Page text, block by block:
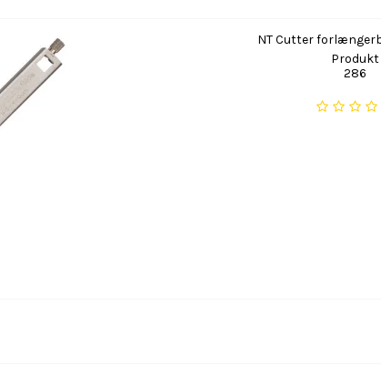
NT Cutter
Produkt
286